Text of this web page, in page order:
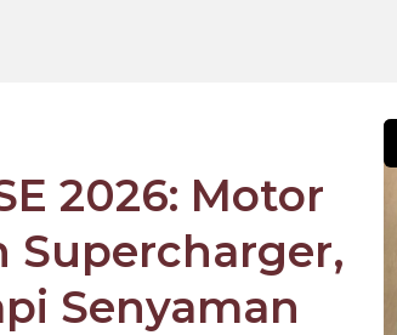
2026: Motor
Supercharger,
Senyaman